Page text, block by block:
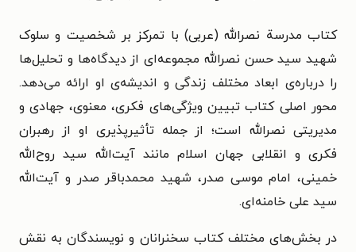
کتاب مدرسة نصرالله (عربی) با تمرکز بر شخصیت و سلوک
شهید سید حسن نصرالله مجموعه‌ای از دیدگاه‌ها و تحلیل‌ها
را درباره‌ی ابعاد مختلف زندگی و اندیشه‌ی او ارائه می‌دهد.
محور اصلی کتاب تبیین ویژگی‌های فکری، معنوی، جهادی و
مدیریتی نصرالله است؛ از جمله تأثیرپذیری او از رهبران
فکری و انقلابی جهان اسلام مانند آیت‌الله سید روح‌الله
خمینی، امام موسی صدر، شهید محمدباقر صدر و آیت‌الله
سید علی خامنه‌ای.
در بخش‌های مختلف کتاب سخنرانان و نویسندگان به نقش